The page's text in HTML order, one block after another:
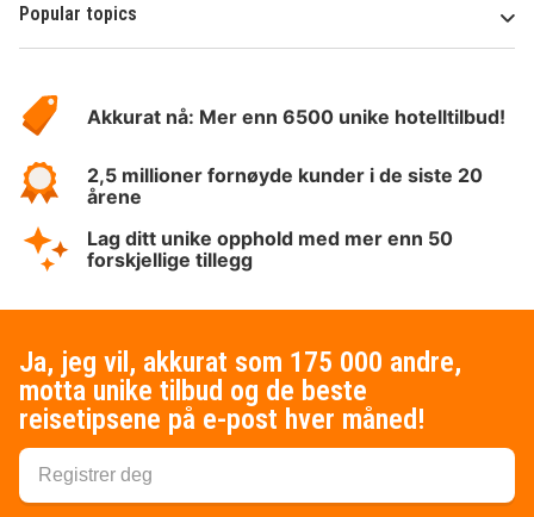
Popular topics
Hotelspecials
Akkurat nå: Mer enn 6500 unike hotelltilbud!
2,5 millioner fornøyde kunder i de siste 20
årene
Lag ditt unike opphold med mer enn 50
forskjellige tillegg
Ja, jeg vil, akkurat som 175 000 andre,
motta unike tilbud og de beste
reisetipsene på e-post hver måned!